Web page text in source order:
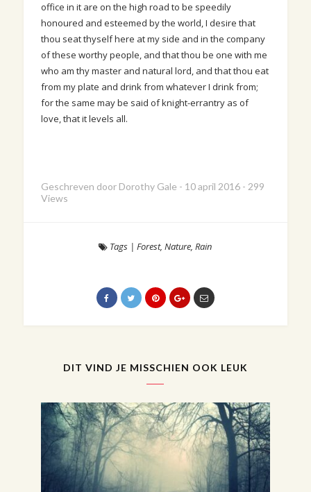
office in it are on the high road to be speedily
honoured and esteemed by the world, I desire that
thou seat thyself here at my side and in the company
of these worthy people, and that thou be one with me
who am thy master and natural lord, and that thou eat
from my plate and drink from whatever I drink from;
for the same may be said of knight-errantry as of
love, that it levels all.
Geschreven door Dorothy Gale - 10 april 2016 - 299
Views
Tags |Forest,Nature,Rain
DIT VIND JE MISSCHIEN OOK LEUK